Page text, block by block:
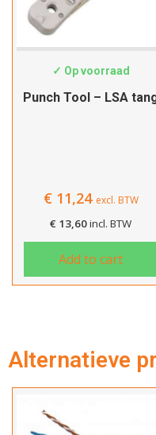
✓ Op voorraad
Punch Tool – LSA
€11,24 excl. BTW
€ 13,60incl. BTW
Add to cart
Alternatieve
Dit product is